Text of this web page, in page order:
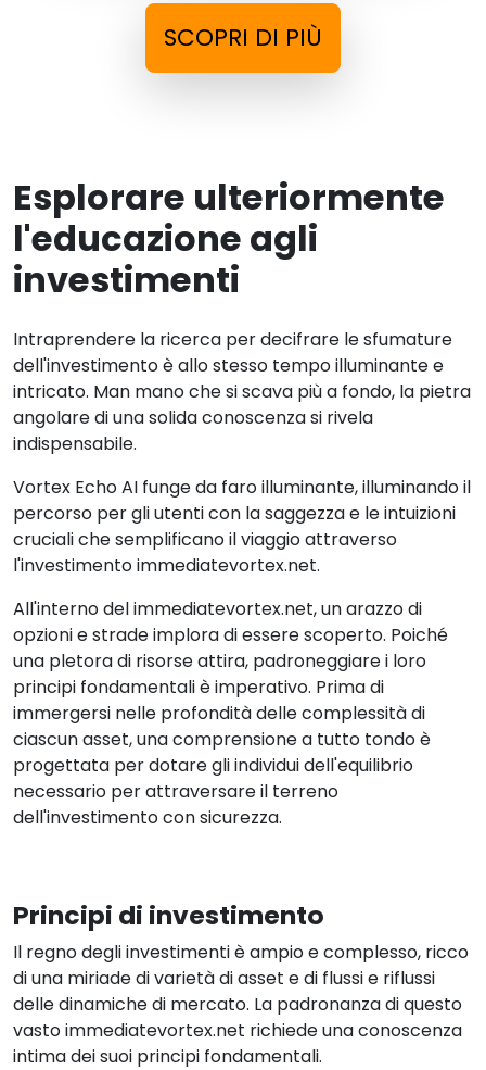
SCOPRI DI PIÙ
Esplorare ulteriormente
l'educazione agli
investimenti
Intraprendere la ricerca per decifrare le sfumature
dell'investimento è allo stesso tempo illuminante e
intricato. Man mano che si scava più a fondo, la pietra
angolare di una solida conoscenza si rivela
indispensabile.
Vortex Echo AI funge da faro illuminante, illuminando il
percorso per gli utenti con la saggezza e le intuizioni
cruciali che semplificano il viaggio attraverso
l'investimento immediatevortex.net.
All'interno del immediatevortex.net, un arazzo di
opzioni e strade implora di essere scoperto. Poiché
una pletora di risorse attira, padroneggiare i loro
principi fondamentali è imperativo. Prima di
immergersi nelle profondità delle complessità di
ciascun asset, una comprensione a tutto tondo è
progettata per dotare gli individui dell'equilibrio
necessario per attraversare il terreno
dell'investimento con sicurezza.
Principi di investimento
Il regno degli investimenti è ampio e complesso, ricco
di una miriade di varietà di asset e di flussi e riflussi
delle dinamiche di mercato. La padronanza di questo
vasto immediatevortex.net richiede una conoscenza
intima dei suoi principi fondamentali.